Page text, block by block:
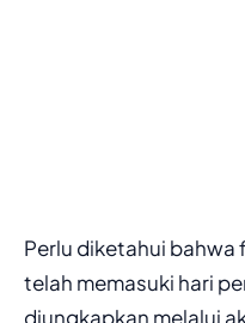
Perlu diketahui bahwa
telah memasuki hari
diungkapkan melalui